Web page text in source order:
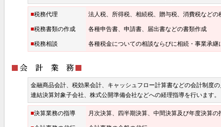
■税務代理 法人税、所得税、相続税、贈与税、消費税などの
■税務書類の作成 各種申告書、申請書、届出書などの書類作成
■税務相談 各種税金についての相談ならびに相続・事業承
金融商品会計、税効果会計、キャッシュフロー計算書などの会計制度
連結決算対象子会社、株式公開準備会社などへの経理指導を行います。
■決算業務の指導 月次決算、四半期決算、中間決算及び年度決算の